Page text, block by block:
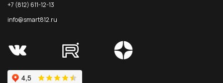
+7 (812) 611-12-13
info@smart812.ru